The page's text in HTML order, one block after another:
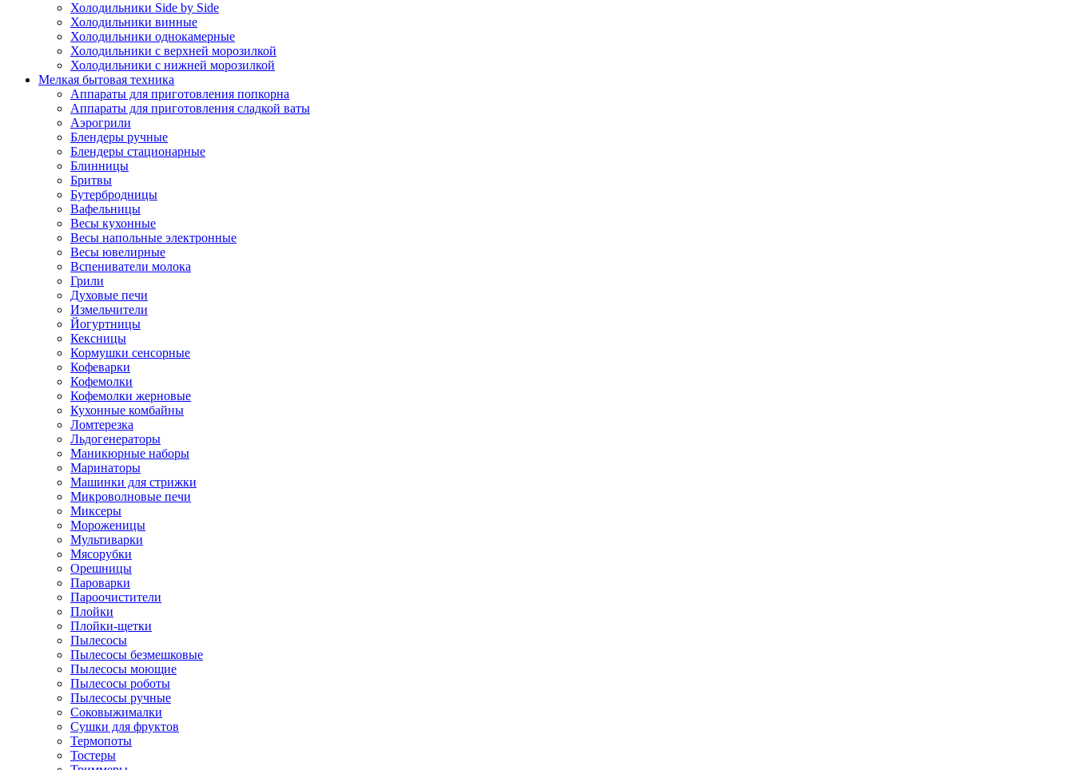
Холодильники Side by Side
Холодильники винные
Холодильники однокамерные
Холодильники с верхней морозилкой
Холодильники с нижней морозилкой
Мелкая бытовая техника
Аппараты для приготовления попкорна
Аппараты для приготовления сладкой ваты
Аэрогрили
Блендеры ручные
Блендеры стационарные
Блинницы
Бритвы
Бутербродницы
Вафельницы
Весы кухонные
Весы напольные электронные
Весы ювелирные
Вспениватели молока
Грили
Духовые печи
Измельчители
Йогуртницы
Кексницы
Кормушки сенсорные
Кофеварки
Кофемолки
Кофемолки жерновые
Кухонные комбайны
Ломтерезка
Льдогенераторы
Маникюрные наборы
Маринаторы
Машинки для стрижки
Микроволновые печи
Миксеры
Мороженицы
Мультиварки
Мясорубки
Орешницы
Пароварки
Пароочистители
Плойки
Плойки-щетки
Пылесосы
Пылесосы безмешковые
Пылесосы моющие
Пылесосы роботы
Пылесосы ручные
Соковыжималки
Сушки для фруктов
Термопоты
Тостеры